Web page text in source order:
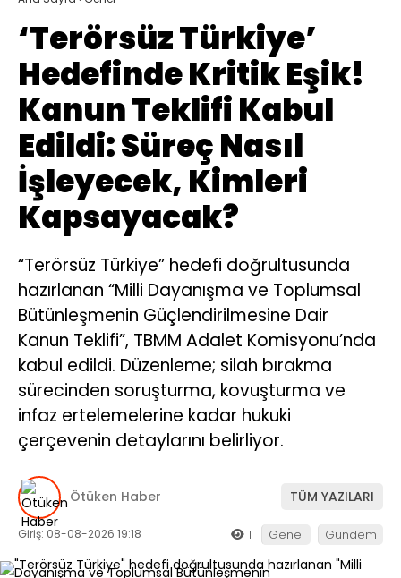
‘Terörsüz Türkiye’
Hedefinde Kritik Eşik!
Kanun Teklifi Kabul
Edildi: Süreç Nasıl
İşleyecek, Kimleri
Kapsayacak?
“Terörsüz Türkiye” hedefi doğrultusunda
hazırlanan “Milli Dayanışma ve Toplumsal
Bütünleşmenin Güçlendirilmesine Dair
Kanun Teklifi”, TBMM Adalet Komisyonu’nda
kabul edildi. Düzenleme; silah bırakma
sürecinden soruşturma, kovuşturma ve
infaz ertelemelerine kadar hukuki
çerçevenin detaylarını belirliyor.
Ötüken Haber TÜM YAZILARI
Giriş: 08-08-2026 19:18 1 Genel Gündem